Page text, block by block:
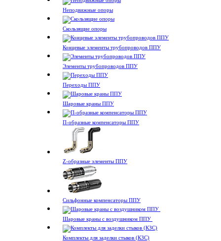
Неподвижные опоры
Скользящие опоры
Концевые элементы трубопроводов ППУ
Элементы трубопроводов ППУ
Переходы ППУ
Шаровые краны ППУ
П-образные компенсаторы ППУ
Z-образные элементы ППУ
Сильфонные компенсаторы ППУ
Шаровые краны с воздушником ППУ
Комплекты для заделки стыков (КЗС)